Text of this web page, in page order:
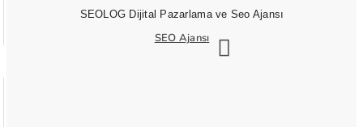
SEOLOG Dijital Pazarlama ve Seo Ajansı
SEO Ajansı